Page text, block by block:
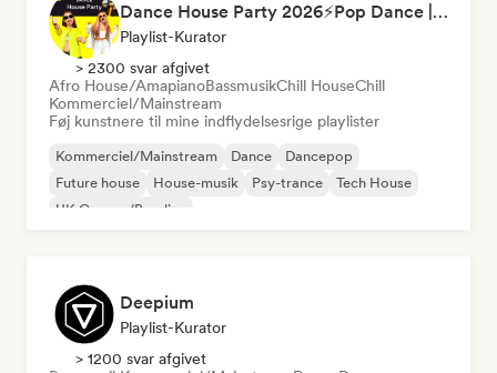
Dance House Party 2026⚡️Pop Dance | EDM | Pop EDM | Dance | Electro House | Tech House | Eurodance
Playlist-Kurator
> 2300 svar afgivet
Afro House/AmapianoBassmusikChill HouseChill
Kommerciel/Mainstream
Føj kunstnere til mine indflydelsesrige playlister
Kommerciel/Mainstream Dance
Dancepop
Future house
House-musik Psy-trance
Tech House
UK Garage/Bassline
Deepium
Playlist-Kurator
> 1200 svar afgivet